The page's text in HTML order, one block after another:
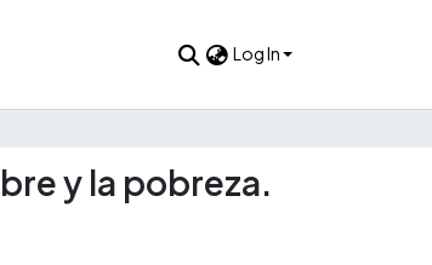
Log In
y la pobreza.